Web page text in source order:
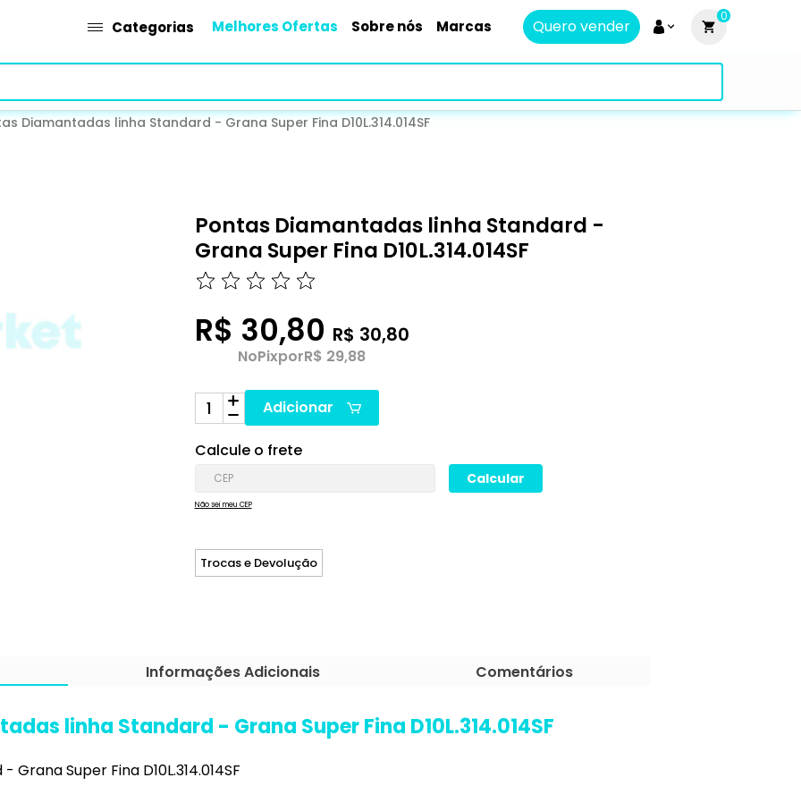
Categorias Melhores Ofertas Sobre nós Marcas Quero vender
0
Diamantadas linha Standard - Grana Super Fina D10L.314.014SF
Pontas Diamantadas linha Standard -
Grana Super Fina D10L.314.014SF
R$ 30,80 R$ 30,80
NoPixporR$ 29,88
Adicionar
Calcule o frete
Não sei meu CEP
Trocas e Devolução
Informações Adicionais Comentários
linha Standard - Grana Super Fina D10L.314.014SF
Super Fina D10L.314.014SF